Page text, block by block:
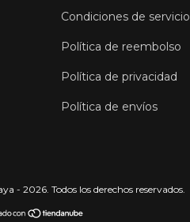
Condiciones de servicio
Política de reembolso
Política de privacidad
Política de envíos
- 2026. Todos los derechos reservados.